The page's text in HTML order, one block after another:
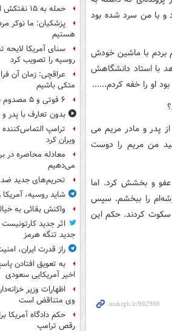
و با من سرد شده بود
بردم با ماشین خودش
با استاد دانشگاهش
او را خفه کردم......
پدر و مادر مریم می
من مریم را دوست
و بخشش کرد. اما
را ببخشم. سپس
سکوت کردند. حکم این
حمله به ۱۵ نفتکش‌ اماراتی از ابتدای جنگ
پزشکیان: ما نوکر
هستیم
سنای آمریکا لایحه
روسیه را تصویب کرد
عراقچی: زمان آن
متکی باشیم
۶ فوتی و ۵ مصدوم بر اثر تصادف زنجیره‌ای
بدون تعارف با پدر
ترامپ
ویران کرد
معادله محاصره در
می‌دهیم
تحریم‌های جدید ضد
شاید روسیه، آمریکا
واکنش بقائی به
اثر جدید
جدید تنگه هرمز
راز قدرت ایران،
به تعویق افتادن
اخیر آمریکایی سعودی
اظهارات وزیر
وی متناقض است
حکم دادگاه
رقص ترامپ